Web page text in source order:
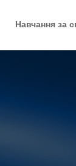
Навчання за